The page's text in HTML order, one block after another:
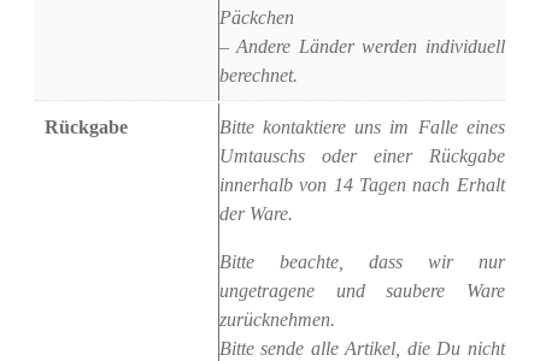
Päckchen
– Andere Länder werden individuell
berechnet.
Rückgabe
Bitte kontaktiere uns im Falle eines
Umtauschs oder einer Rückgabe
innerhalb von 14 Tagen nach Erhalt
der Ware.
Bitte beachte, dass wir nur
ungetragene und saubere Ware
zurücknehmen.
Bitte sende alle Artikel, die Du nicht